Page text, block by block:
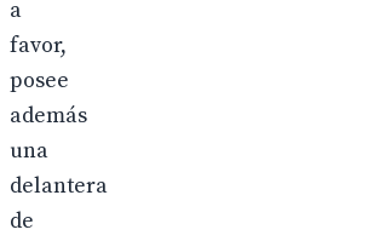
a
favor,
posee
además
una
delantera
de